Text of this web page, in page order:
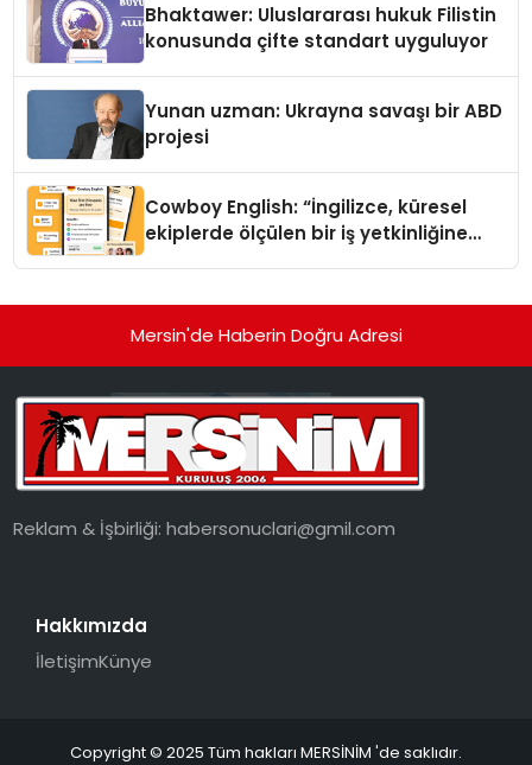
Bhaktawer: Uluslararası hukuk Filistin
konusunda çifte standart uyguluyor
Yunan uzman: Ukrayna savaşı bir ABD
projesi
Cowboy English: “İngilizce, küresel
ekiplerde ölçülen bir iş yetkinliğine
Mersin'de Haberin Doğru Adresi
Reklam & İşbirliği:habersonuclari@gmil.com
Hakkımızda
İletişimKünye
Copyright © 2025 Tüm hakları MERSİNİM 'de saklıdır.